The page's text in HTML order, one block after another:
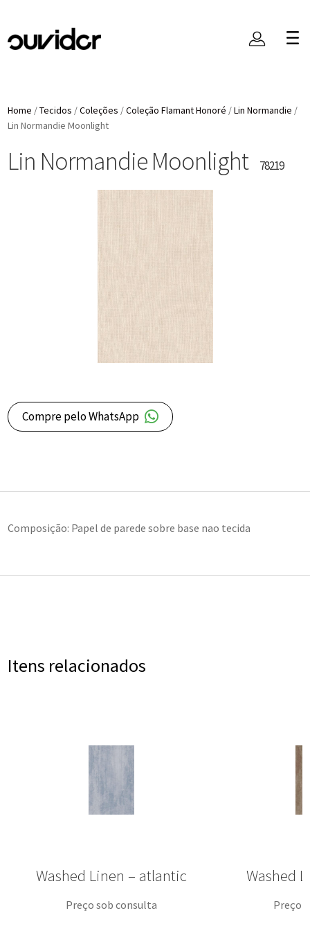
Home /Tecidos /Coleções /Coleção Flamant Honoré /Lin Normandie /
Lin Normandie Moonlight
Lin Normandie Moonlight 78219
Compre pelo WhatsApp
Composição: Papel de parede sobre base nao tecida
Itens relacionados
Washed Linen – atlantic
Preço sob consulta
Washed
Preço